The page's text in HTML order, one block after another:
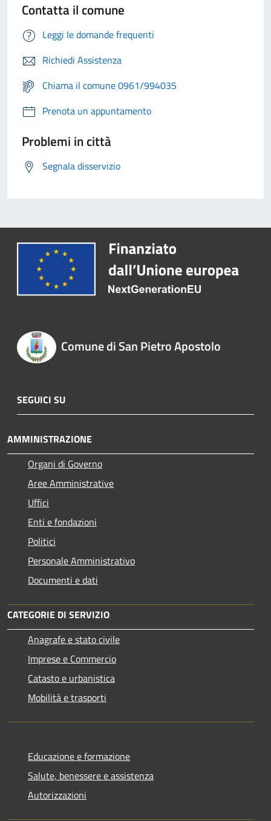
Contatta il comune
Leggi le domande frequenti
Richiedi Assistenza
Chiama il comune 0961/994035
Prenota un appuntamento
Problemi in città
Segnala disservizio
Comune di San Pietro Apostolo
SEGUICI SU
AMMINISTRAZIONE
Organi di Governo
Aree Amministrative
Uffici
Enti e fondazioni
Politici
Personale Amministrativo
Documenti e dati
CATEGORIE DI SERVIZIO
Anagrafe e stato civile
Imprese e Commercio
Catasto e urbanistica
Mobilità e trasporti
Educazione e formazione
Salute, benessere e assistenza
Autorizzazioni